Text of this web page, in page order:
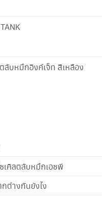
ลับหมึกอิงค์เจ็ท สีเหลือง
เคิลตลับหมึกเอชพี
ต่างกันยังไง